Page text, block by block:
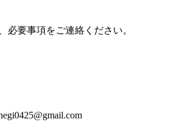
必要事項をご連絡ください。